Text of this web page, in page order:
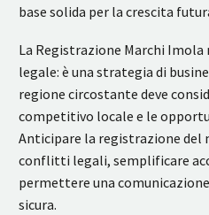
base solida per la crescita
La Registrazione Marchi
legale: è una strategia di
regione circostante deve
competitivo locale e le
Anticipare la registrazione del
conflitti legali, semplificare
permettere una
sicura.